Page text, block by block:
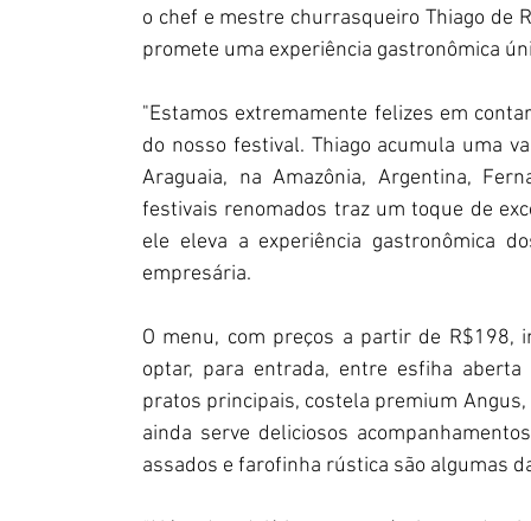
o chef e mestre churrasqueiro Thiago de
promete uma experiência gastronômica
"Estamos extremamente felizes em
do nosso festival. Thiago acumula uma
Araguaia, na Amazônia, Argentina,
festivais renomados traz um toque de
ele eleva a experiência gastronômica
empresária.
O menu, com preços a partir de R$198,
optar, para entrada, entre esfiha
pratos principais, costela premium
ainda serve deliciosos
assados e farofinha rústica são algumas